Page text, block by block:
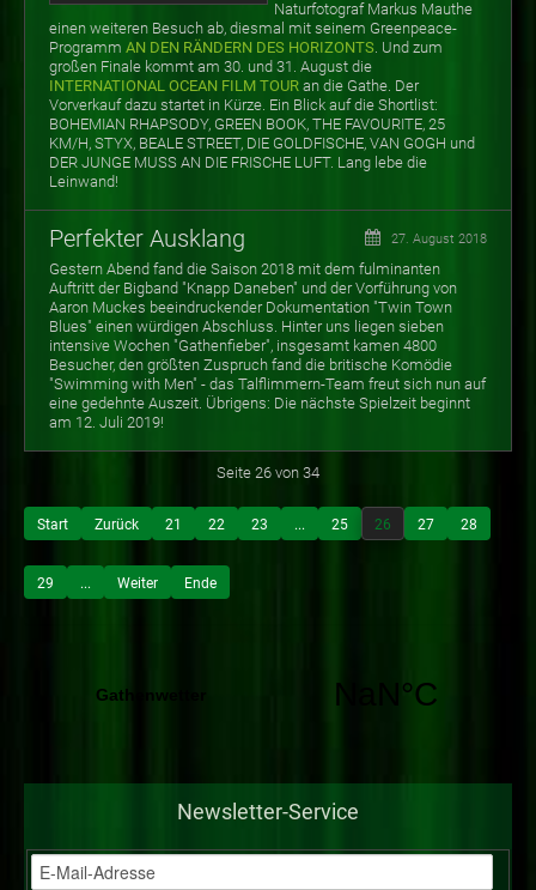
Naturfotograf Markus Mauthe
einen weiteren Besuch ab, diesmal mit seinem Greenpeace-
Programm AN DEN RÄNDERN DES HORIZONTS. Und zum
großen Finale kommt am 30. und 31. August die
INTERNATIONAL OCEAN FILM TOUR an die Gathe. Der
Vorverkauf dazu startet in Kürze. Ein Blick auf die Shortlist:
BOHEMIAN RHAPSODY, GREEN BOOK, THE FAVOURITE, 25
KM/H, STYX, BEALE STREET, DIE GOLDFISCHE, VAN GOGH und
DER JUNGE MUSS AN DIE FRISCHE LUFT. Lang lebe die
Leinwand!
Perfekter Ausklang 27. August 2018
Gestern Abend fand die Saison 2018 mit dem fulminanten
Auftritt der Bigband "Knapp Daneben" und der Vorführung von
Aaron Muckes beeindruckender Dokumentation "Twin Town
Blues" einen würdigen Abschluss. Hinter uns liegen sieben
intensive Wochen "Gathenfieber", insgesamt kamen 4800
Besucher, den größten Zuspruch fand die britische Komödie
"Swimming with Men" - das Talflimmern-Team freut sich nun auf
eine gedehnte Auszeit. Übrigens: Die nächste Spielzeit beginnt
am 12. Juli 2019!
Seite 26 von 34
Start Zurück 21 22 23 ... 25 26 27 28
29 ... Weiter Ende
Newsletter-Service